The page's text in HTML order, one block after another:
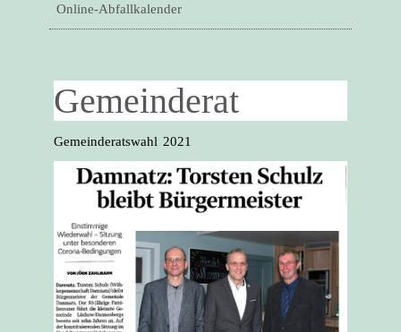
Online-Abfallkalender
Gemeinderat
Gemeinderatswahl 2021